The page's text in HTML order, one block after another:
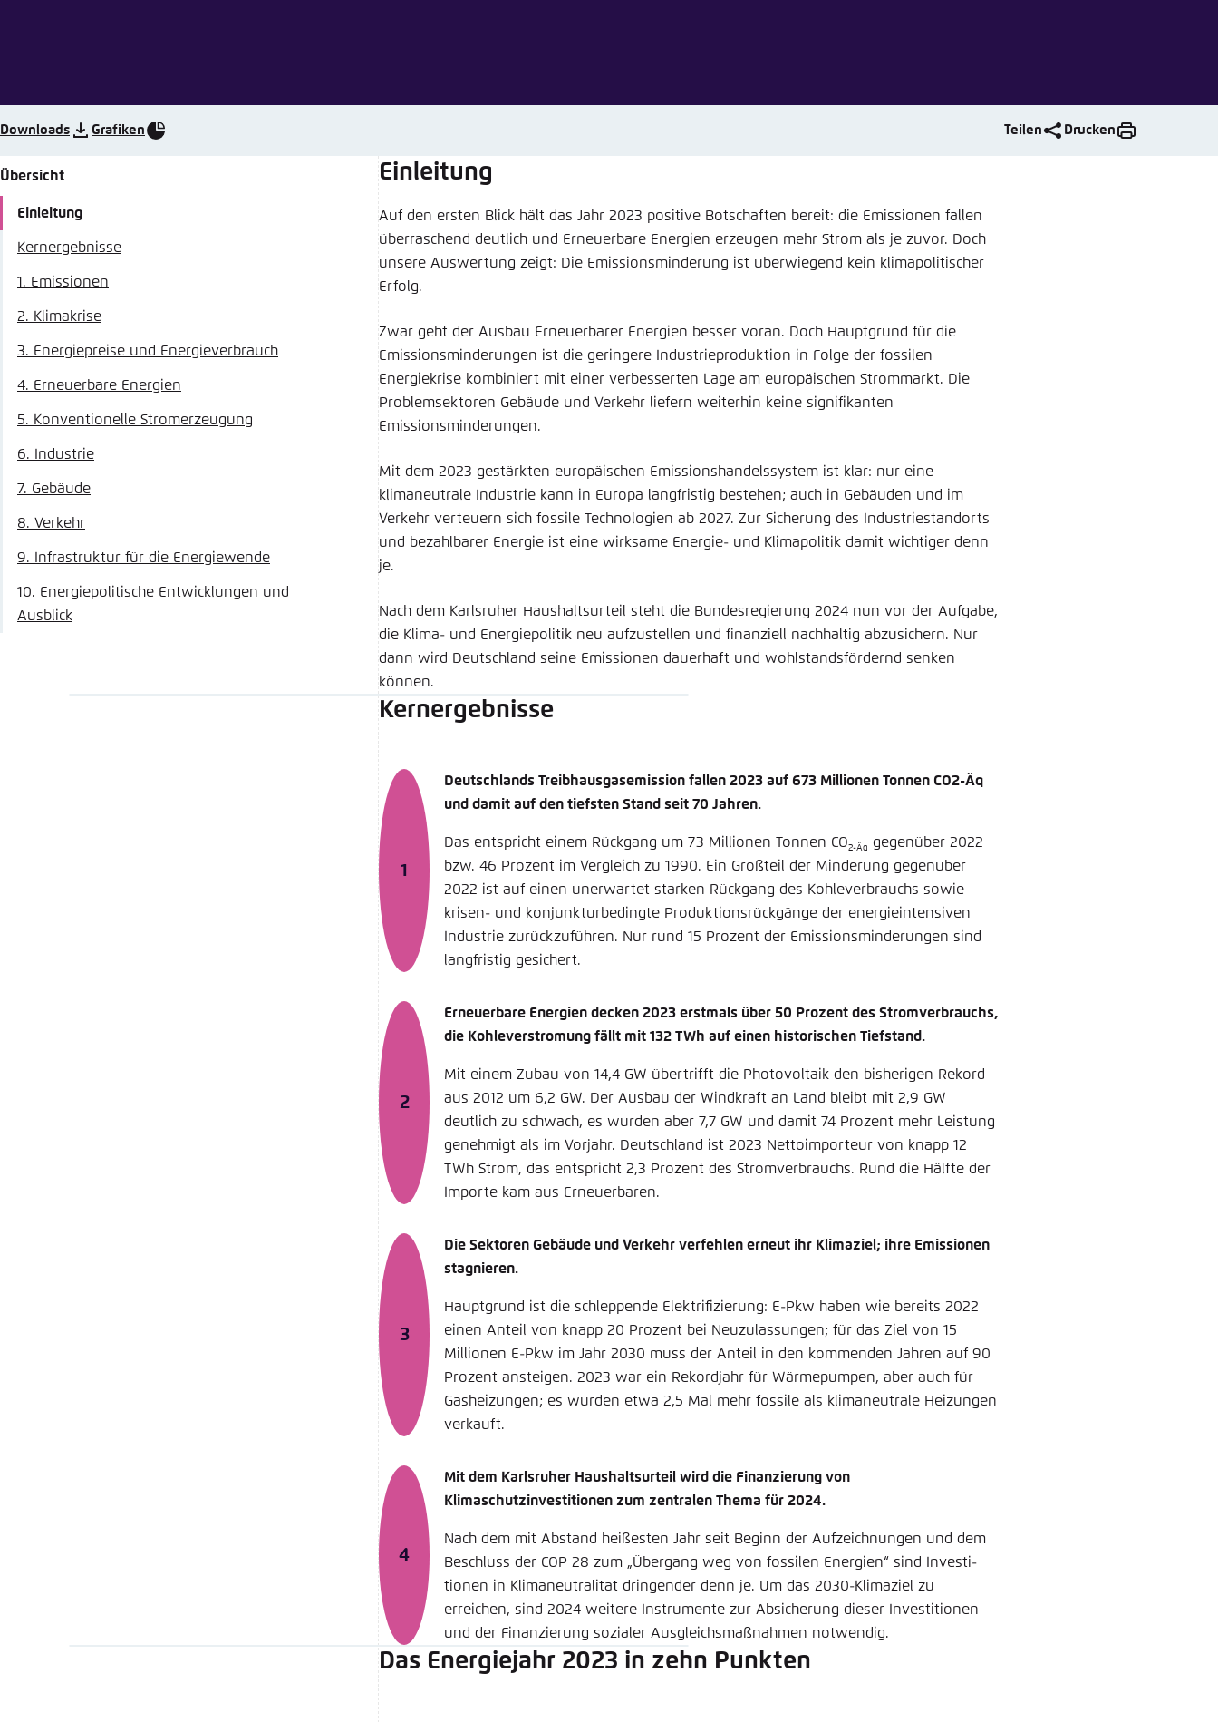
Downloads Grafiken Teilen Drucken
Übersicht
Einleitung
Kernergebnisse
1. Emissionen
2. Klimakrise
3. Energiepreise und Energieverbrauch
4. Erneuerbare Energien
5. Konventionelle Stromerzeugung
6. Industrie
7. Gebäude
8. Verkehr
9. Infrastruktur für die Energiewende
10. Energiepolitische Entwicklungen und
Ausblick
Einleitung
Auf den ersten Blick hält das Jahr 2023 positive Botschaften bereit: die Emissionen fallen
überraschend deutlich und Erneuerbare Energien erzeugen mehr Strom als je zuvor. Doch
unsere Auswertung zeigt: Die Emissionsminderung ist überwiegend kein klimapolitischer
Erfolg.
Zwar geht der Ausbau Erneuerbarer Energien besser voran. Doch Hauptgrund für die
Emissionsminderungen ist die geringere Industrieproduktion in Folge der fossilen
Energiekrise kombiniert mit einer verbesserten Lage am europäischen Strommarkt. Die
Problemsektoren Gebäude und Verkehr liefern weiterhin keine signifikanten
Emissionsminderungen.
Mit dem 2023 gestärkten europäischen Emissionshandelssystem ist klar: nur eine
klimaneutrale Industrie kann in Europa langfristig bestehen; auch in Gebäuden und im
Verkehr verteuern sich fossile Technologien ab 2027. Zur Sicherung des Industrie­standorts
und bezahlbarer Energie ist eine wirksame Energie- und Klimapolitik damit wichtiger denn
je.
Nach dem Karlsruher Haushaltsurteil steht die Bundesregierung 2024 nun vor der Aufgabe,
die Klima- und Energiepolitik neu aufzustellen und finanziell nachhaltig abzusichern. Nur
dann wird Deutschland seine Emissionen dauerhaft und wohlstandsfördernd senken
können.
Kernergebnisse
Deutschlands Treibhausgasemission fallen 2023 auf 673 Millionen Tonnen CO2-Äq
und damit auf den tiefsten Stand seit 70 Jahren.
Das entspricht einem Rückgang um 73 Millionen Tonnen ­CO2-Äq
gegenüber 2022
bzw. 46 Prozent im Vergleich zu 1990. Ein Großteil der Minderung gegenüber
2022 ist auf ­einen unerwartet starken ­Rückgang des Kohleverbrauchs sowie
krisen- und konjunkturbedingte ­Produktionsrückgänge der energieintensiven
Industrie zurückzuführen. Nur rund 15 Prozent der Emissionsminderungen sind
langfristig gesichert.
Erneuerbare Energien decken 2023 erstmals über 50 Prozent des Stromverbrauchs,
die Kohle­­ver­stro­mung fällt mit 132 TWh auf einen historischen Tiefstand.
Mit einem Zubau von 14,4 GW ­über­trifft die Photovoltaik den bisherigen Rekord
aus 2012 um 6,2 GW. Der Ausbau der Windkraft an Land bleibt mit 2,9 GW
deutlich zu schwach, es wurden aber 7,7 GW und damit 74 Prozent mehr Leistung
genehmigt als im Vorjahr. Deutschland ist 2023 Nettoimporteur von knapp 12
TWh Strom, das entspricht 2,3 Prozent des Stromverbrauchs. Rund die Hälfte der
Importe kam aus Erneuerbaren.
Die Sektoren Gebäude und Verkehr verfehlen erneut ihr Klimaziel; ihre Emissionen
stagnieren.
Hauptgrund ist die schleppende Elektrifizierung: E-Pkw haben wie bereits 2022
einen Anteil von knapp 20 Prozent bei Neuzulassungen; für das Ziel von 15
Millionen E-Pkw im Jahr 2030 muss der Anteil in den kommenden Jahren auf 90
Prozent ansteigen. 2023 war ein Rekordjahr für Wärmepumpen, aber auch für
Gasheizungen; es wurden etwa 2,5 Mal mehr fossile als klimaneutrale ­Heizungen
verkauft.
Mit dem Karlsruher Haushaltsurteil wird die Finanzierung von
Klimaschutzinvestitionen zum zentralen Thema für 2024.
Nach dem mit Abstand heißesten Jahr seit Beginn der Aufzeich­nungen und dem
Beschluss der COP 28 zum „Übergang weg von fossilen Energien“ sind Investi­
tionen in Klimaneutralität dringender denn je. Um das 2030-Klimaziel zu
erreichen, sind 2024 weitere ­Instrumente zur Absicherung dieser Investitionen
und der Finanzierung sozialer Ausgleichsmaßnahmen notwendig.
Das Energiejahr 2023 in zehn Punkten